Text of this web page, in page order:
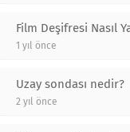
Film Deşifresi Nasıl
1 yıl önce
Uzay sondası nedir?
2 yıl önce